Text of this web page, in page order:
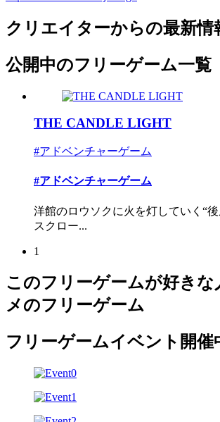
クリエイターからの最新情
公開中のフリーゲーム一覧
THE CANDLE LIGHT
#アドベンチャーゲーム
#アドベンチャーゲーム
洋館のロウソクに火を灯していく“
スクロー...
1
このフリーゲームが好きな
メのフリーゲーム
フリーゲームイベント開催